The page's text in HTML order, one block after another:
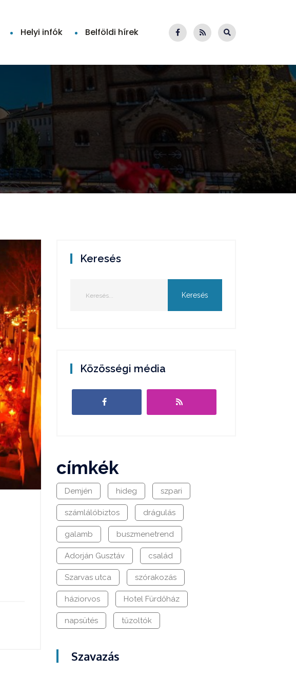
Helyi infók Belföldi hírek
Keresés
Közösségi média
címkék
Demjén hideg szpari
számlálóbiztos drágulás
galamb buszmenetrend
Adorján Gusztáv család
Szarvas utca szórakozás
háziorvos Hotel Fürdőház
napsütés tűzoltók
Szavazás